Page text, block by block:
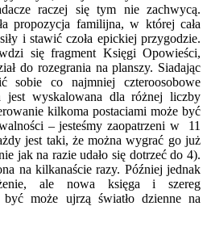
raczej się tym nie zachwycą.
propozycja familijna, w której cała
i stawić czoła epickiej przygodzie.
się fragment Księgi Opowieści,
do rozegrania na planszy. Siadając
co najmniej czteroosobowe
wyskalowana dla różnej liczby
kilkoma postaciami może być
– jesteśmy zaopatrzeni w 11
jest taki, że można wygrać go już
jak na razie udało się dotrzeć do 4).
na kilkanaście razy. Później jednak
ale nowa księga i szereg
być może ujrzą światło dzienne na